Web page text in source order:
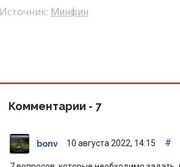
Источник: Минфин
Комментарии - 7
bonv 10 августа 2022, 14:15 #